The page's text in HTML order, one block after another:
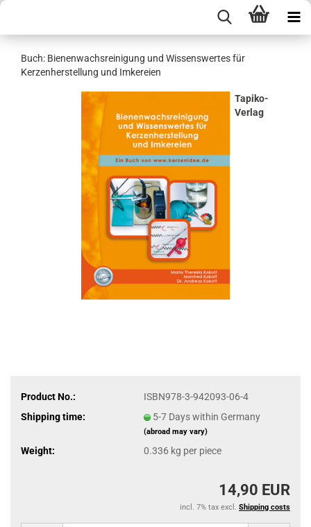
Buch: Bienenwachsreinigung und Wissenswertes für
Kerzenherstellung und Imkereien
Tapiko-
Verlag
Product No.:
ISBN978-3-942093-06-4
Shipping time:
5-7 Days within Germany
(abroad may vary)
Weight: 0.336 kg per piece
14,90 EUR
incl. 7% tax excl. Shipping costs